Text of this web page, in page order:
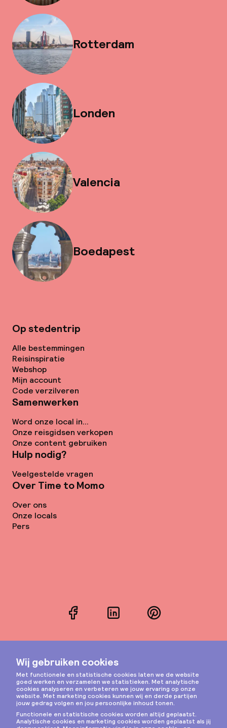
Rotterdam
Londen
Valencia
Boedapest
Op stedentrip
Alle bestemmingen
Reisinspiratie
Webshop
Mijn account
Code verzilveren
Samenwerken
Word onze local in...
Onze reisgidsen verkopen
Onze content gebruiken
Hulp nodig?
Veelgestelde vragen
Over Time to Momo
Over ons
Onze locals
Pers
FacebookLinkedInPinterest
Instagram